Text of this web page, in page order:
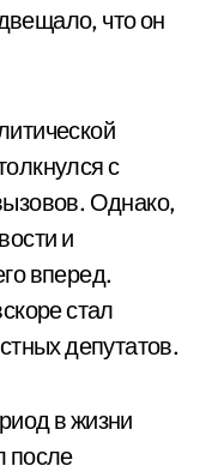
что он
с
Однако,
и
вперед.
стал
депутатов.
в жизни
после